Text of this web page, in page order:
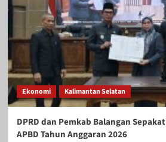
Ekonomi Kalimantan Selatan
DPRD dan Pemkab Balangan
APBD Tahun Anggaran 2026